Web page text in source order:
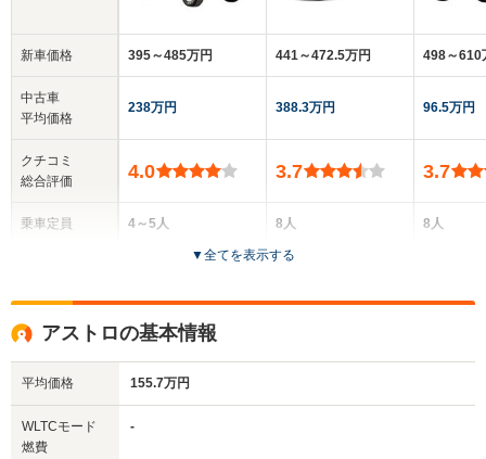
新車価格
中古車
平均価格
クチコミ
総合評価
乗車定員
サイズ
(全長x全幅x全高)
395～485万円
238万円
4.0
4～5人
全高
1.68m
441～472.5万円
388.3万円
3.7
8人
4～5ドア
498～610
96.5万円
3.7
8人
▼全てを表示する
アストロの基本情報
平均価格 155.7万円
WLTCモード
燃費
-